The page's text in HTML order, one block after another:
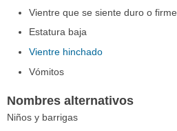
Vientre que se siente duro o firme
Estatura baja
Vientre hinchado
Vómitos
Nombres alternativos
Niños y barrigas